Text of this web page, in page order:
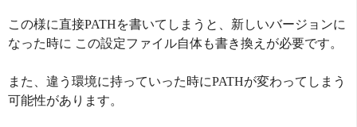
この様に直接PATHを書いてしまうと、新しいバージョンに
なった時に この設定ファイル自体も書き換えが必要です。
また、違う環境に持っていった時にPATHが変わってしまう
可能性があります。